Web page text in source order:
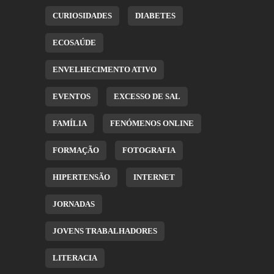
CURIOSIDADES DIABETES
ECOSAÚDE
ENVELHECIMENTO ATIVO
EVENTOS EXCESSO DE SAL
FAMÍLIA FENÓMENOS ONLINE
FORMAÇÃO FOTOGRAFIA
HIPERTENSÃO INTERNET
JORNADAS
JOVENS TRABALHADORES
LITERACIA